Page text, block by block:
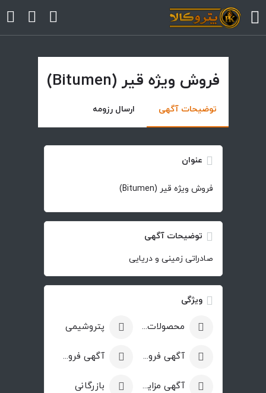
فروش ویژه قیر (Bitumen)
توضیحات آگهی ارسال رزومه
عنوان
فروش ویژه قیر (Bitumen)
توضیحات آگهی
صادراتی زمینی و دریایی
ویژگی
محصولات پتروشیمی پتروشیمی
آگهی فروش آگهی فروش کالا
آگهی مزایده بازرگانی